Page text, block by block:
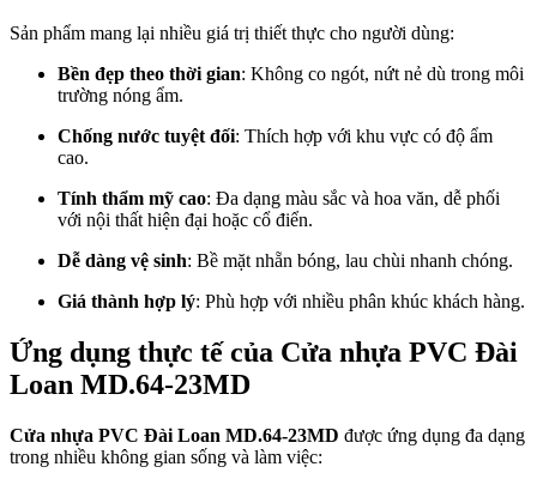
Sản phẩm mang lại nhiều giá trị thiết thực cho người dùng:
Bền đẹp theo thời gian: Không co ngót, nứt nẻ dù trong môi
trường nóng ẩm.
Chống nước tuyệt đối: Thích hợp với khu vực có độ ẩm
cao.
Tính thẩm mỹ cao: Đa dạng màu sắc và hoa văn, dễ phối
với nội thất hiện đại hoặc cổ điển.
Dễ dàng vệ sinh: Bề mặt nhẵn bóng, lau chùi nhanh chóng.
Giá thành hợp lý: Phù hợp với nhiều phân khúc khách hàng.
Ứng dụng thực tế của Cửa nhựa PVC Đài
Loan MD.64-23MD
Cửa nhựa PVC Đài Loan MD.64-23MD được ứng dụng đa dạng
trong nhiều không gian sống và làm việc: